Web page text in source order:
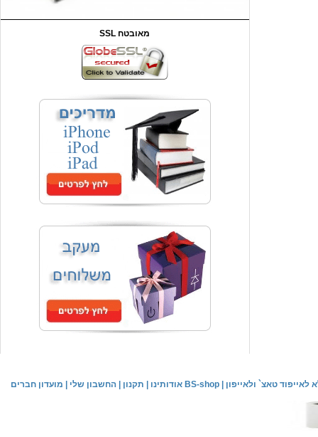
₪90.00 מחיר שוק
כיסוי אחורי לאייפון 4/4S
₪59.00
המחיר שלך
משלוח חינם
שעון יד אופנתי
₪59.00
המחיר שלך
משלוח חינם
שעון יד לילדים \ הלו קיטי - לבן
מחיר שוק
₪44.00 המחיר שלך
SSL מאובטח
מועדון חברים החשבון שלי תקנון אודותינו BS-shop טאצ` ולאייפון